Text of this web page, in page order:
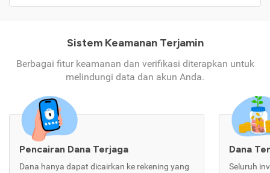
Sistem Keamanan Terjamin
Berbagai fitur keamanan dan verifikasi diterapkan untuk
melindungi data dan akun Anda.
Pencairan Dana Terjaga
Dana hanya dapat dicairkan ke rekening yang
Dana
Seluruh